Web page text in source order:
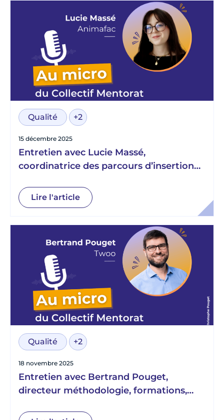
Qualité +2
15 décembre 2025
Entretien avec Lucie Massé,
coordinatrice des parcours d’insertion
Lire l'article
Qualité +2
18 novembre 2025
Entretien avec Bertrand Pouget,
directeur méthodologie, formations,